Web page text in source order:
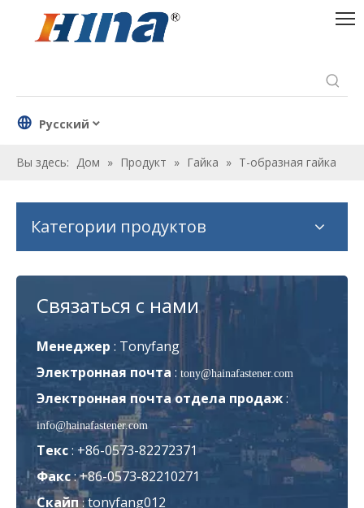
Pусский
Вы здесь: Дом » Продукт » Гайка » Т-образная гайка
Категории продуктов
Связаться с нами
Менеджер : Tonyfang
Электронная почта : tony@hainafastener.com
Электронная почта отдела продаж:
info@hainafastener.com
Текс: +86-0573-82272371
Факс: +86-0573-82210271
Скайп : tonyfang012